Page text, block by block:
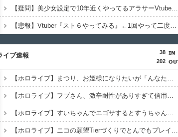
【疑問】美少女設定で10年近くやってるアラサーVtuberとか痛いとしか思えないんだが興奮するもんなの？
【悲報】Vtuber『スト６やってみる』←1回やって二度とやらないパターン多すぎだろｗｗｗｗ
38
202
イブ速報
【ホロライブ】まつり、お姫様になりたいが「んなたんには勝てねえなと思ってw」
【ホロライブ】フブさん、激辛耐性がありすぎて信用が全く無く妖怪扱いさらてしまうｗ
【ホロライブ】すいちゃんでエゴサするとすうちゃんも一緒に出てくるのでなんの配信をしているか詳しいすいちゃん
【ホロライブ】ニコの願望Tierづくりでとんでもプレイに付き合わされるおかゆんw